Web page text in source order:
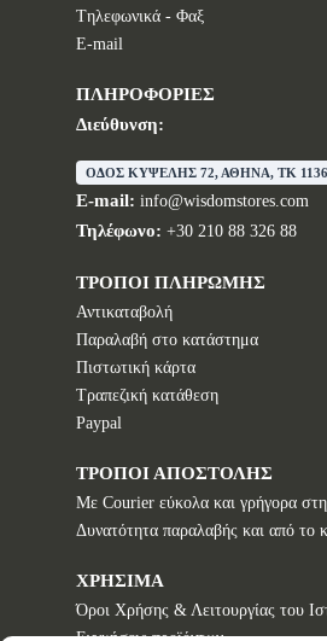
Tηλεφωνικά - Φαξ
E-mail
ΠΛΗΡΟΦΟΡΙΕΣ
Διεύθυνση:
ΟΔΟΣ ΚΥΨΕΛΗΣ 72, ΑΘΗΝΑ, TK
E-mail: info@wisdomstores.com
Τηλέφωνο: +30 210 88 326 88
ΤΡΟΠΟΙ ΠΛΗΡΩΜΗΣ
Αντικαταβολή
Παραλαβή στο κατάστημα
Πιστωτική κάρτα
Τραπεζική κατάθεση
Paypal
ΤΡΟΠΟΙ ΑΠΟΣΤΟΛΗΣ
Με Courier εύκολα και γρήγορα
Δυνατότητα παραλαβής και από το
ΧΡΗΣΙΜΑ
Όροι Χρήσης & Λειτουργίας του